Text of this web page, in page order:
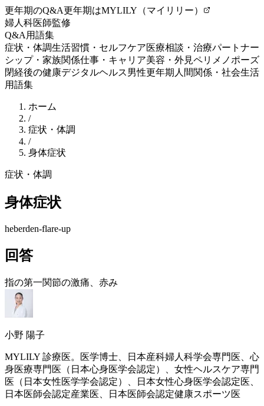
更年期のQ&A更年期はMYLILY（マイリリー）
婦人科医師監修
Q&A 用語集
症状・体調生活習慣・セルフケア医療相談・治療パートナー
シップ・家族関係仕事・キャリア美容・外見ペリメノポーズ
閉経後の健康デジタルヘルス男性更年期 人間関係・社会生活
用語集
ホーム
/
症状・体調
/
身体症状
症状・体調
身体症状
heberden-flare-up
回答
指の第一関節の激痛、赤み
小野 陽子
MYLILY 診療医。医学博士、日本産科婦人科学会専門医、心
身医療専門医（日本心身医学会認定）、女性ヘルスケア専門
医（日本女性医学学会認定）、日本女性心身医学会認定医、
日本医師会認定産業医、日本医師会認定健康スポーツ医